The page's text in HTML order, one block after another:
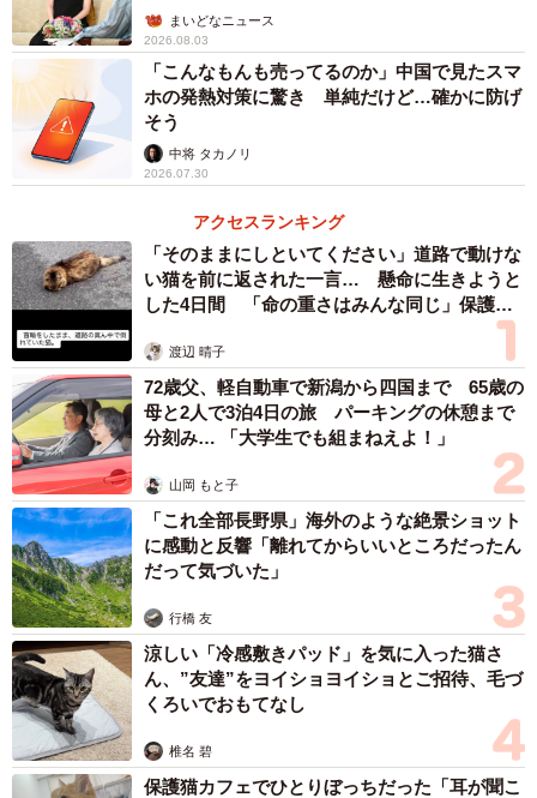
子の部屋】
まいどなニュース
2026.08.03
「こんなもんも売ってるのか」中国で見たスマ
ホの発熱対策に驚き 単純だけど…確かに防げ
そう
中将 タカノリ
2026.07.30
アクセスランキング
「そのままにしといてください」道路で動けな
い猫を前に返された一言… 懸命に生きようと
した4日間 「命の重さはみんな同じ」保護団
渡辺 晴子
72歳父、軽自動車で新潟から四国まで 65歳の
母と2人で3泊4日の旅 パーキングの休憩まで
分刻み… 「大学生でも組まねえよ！」
山岡 もと子
「これ全部長野県」海外のような絶景ショット
に感動と反響「離れてからいいところだったん
だって気づいた」
行橋 友
涼しい「冷感敷きパッド」を気に入った猫さ
ん、”友達”をヨイショヨイショとご招待、毛づ
くろいでおもてなし
椎名 碧
保護猫カフェでひとりぼっちだった「耳が聞こ